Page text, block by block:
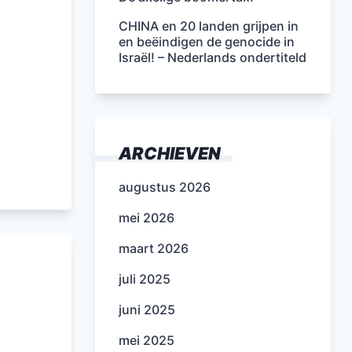
CHINA en 20 landen grijpen in
en beëindigen de genocide in
Israël! – Nederlands ondertiteld
ARCHIEVEN
augustus 2026
mei 2026
maart 2026
juli 2025
juni 2025
mei 2025